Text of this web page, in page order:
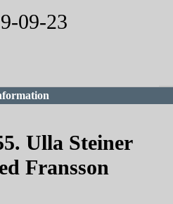
09-23
Ulla Steiner
Fransson